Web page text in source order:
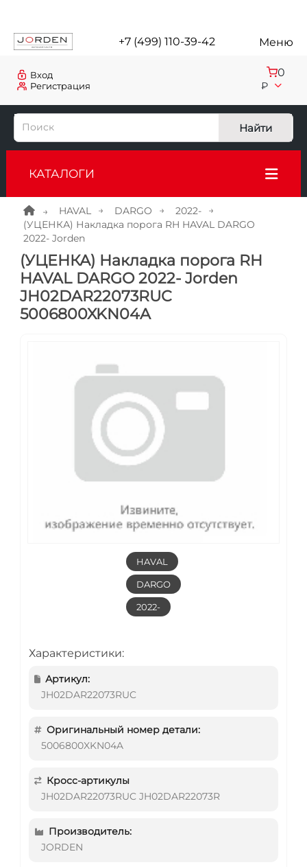
+7 (499) 110-39-42 Меню
Регистрация
Вход 0
₽
Найти
КАТАЛОГИ
HAVAL DARGO
2022-
(УЦЕНКА) Накладка порога RH HAVAL DARGO
2022- Jorden
(УЦЕНКА) Накладка порога RH
HAVAL DARGO 2022- Jorden
JH02DAR22073RUC
5006800XKN04A
HAVAL
DARGO
2022-
Характеристики:
Артикул:
JH02DAR22073RUC
Оригинальный номер детали:
5006800XKN04A
Кросс-артикулы
JH02DAR22073RUC JH02DAR22073R
Производитель:
JORDEN